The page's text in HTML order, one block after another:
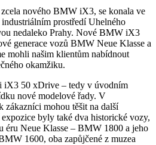
nového BMW iX3, se konala ve
prostředí Uhelného
nedaleko Prahy. Nové BMW iX3
generace vozů BMW Neue Klasse a
mohli našim klientům nabídnout
okamžiku.
iX3 50 xDrive – tedy v úvodním
nové modelové řady. V
zákazníci mohou těšit na další
byly také dva historické vozy,
éru Neue Klasse – BMW 1800 a jeho
1600, oba zapůjčené z muzea